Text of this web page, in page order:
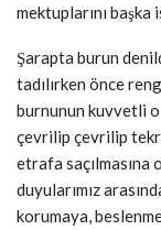
mektuplarını başka
Şarapta burun
tadılırken önce
burnunun kuvvetli
çevrilip çevrilip
etrafa saçılmasına
duyularımız
korumaya,